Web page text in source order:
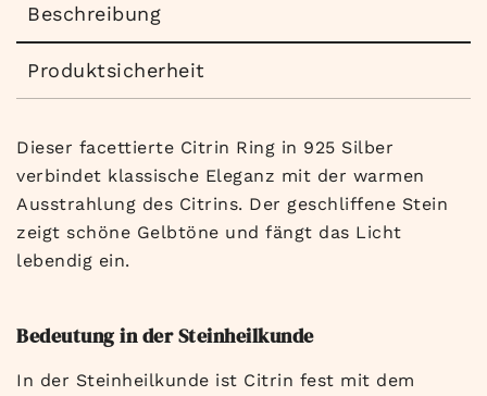
Beschreibung
Produktsicherheit
Dieser facettierte Citrin Ring in 925 Silber
verbindet klassische Eleganz mit der warmen
Ausstrahlung des Citrins. Der geschliffene Stein
zeigt schöne Gelbtöne und fängt das Licht
lebendig ein.
Bedeutung in der Steinheilkunde
In der Steinheilkunde ist Citrin fest mit dem